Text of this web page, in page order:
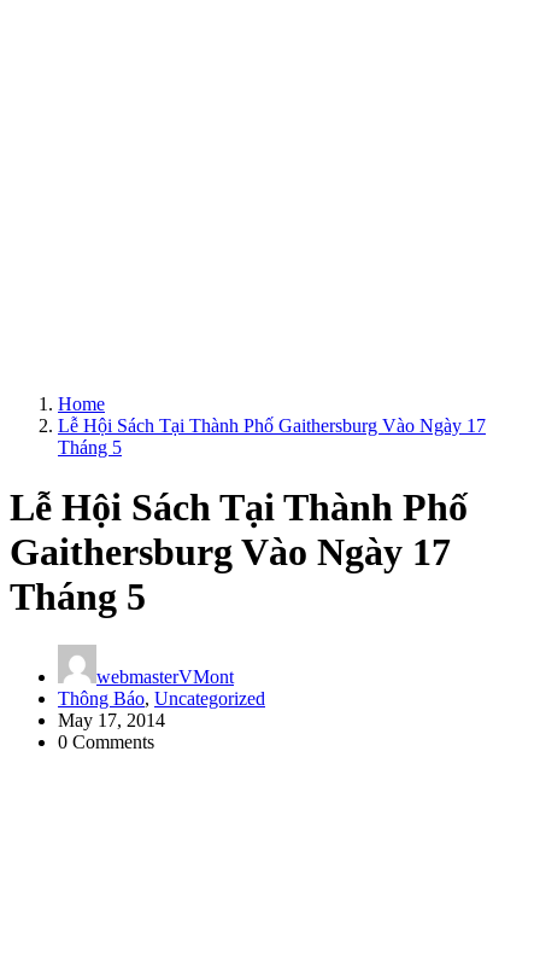
Home
Lễ Hội Sách Tại Thành Phố Gaithersburg Vào Ngày 17
Tháng 5
Lễ Hội Sách Tại Thành Phố
Gaithersburg Vào Ngày 17
Tháng 5
webmasterVMont
Thông Báo, Uncategorized
May 17, 2014
0 Comments